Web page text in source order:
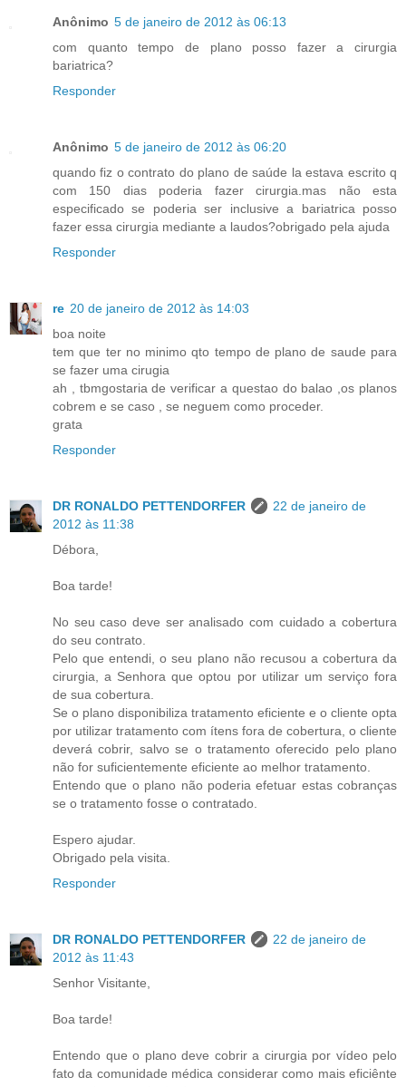
Anônimo 5 de janeiro de 2012 às 06:13
com quanto tempo de plano posso fazer a cirurgia
bariatrica?
Responder
Anônimo 5 de janeiro de 2012 às 06:20
quando fiz o contrato do plano de saúde la estava escrito q
com 150 dias poderia fazer cirurgia.mas não esta
especificado se poderia ser inclusive a bariatrica posso
fazer essa cirurgia mediante a laudos?obrigado pela ajuda
Responder
re 20 de janeiro de 2012 às 14:03
boa noite
tem que ter no minimo qto tempo de plano de saude para
se fazer uma cirugia
ah , tbmgostaria de verificar a questao do balao ,os planos
cobrem e se caso , se neguem como proceder.
grata
Responder
DR RONALDO PETTENDORFER
22 de janeiro de
2012 às 11:38
Débora,
Boa tarde!
No seu caso deve ser analisado com cuidado a cobertura
do seu contrato.
Pelo que entendi, o seu plano não recusou a cobertura da
cirurgia, a Senhora que optou por utilizar um serviço fora
de sua cobertura.
Se o plano disponibiliza tratamento eficiente e o cliente opta
por utilizar tratamento com ítens fora de cobertura, o cliente
deverá cobrir, salvo se o tratamento oferecido pelo plano
não for suficientemente eficiente ao melhor tratamento.
Entendo que o plano não poderia efetuar estas cobranças
se o tratamento fosse o contratado.
Espero ajudar.
Obrigado pela visita.
Responder
DR RONALDO PETTENDORFER
22 de janeiro de
2012 às 11:43
Senhor Visitante,
Boa tarde!
Entendo que o plano deve cobrir a cirurgia por vídeo pelo
fato da comunidade médica considerar como mais eficiênte